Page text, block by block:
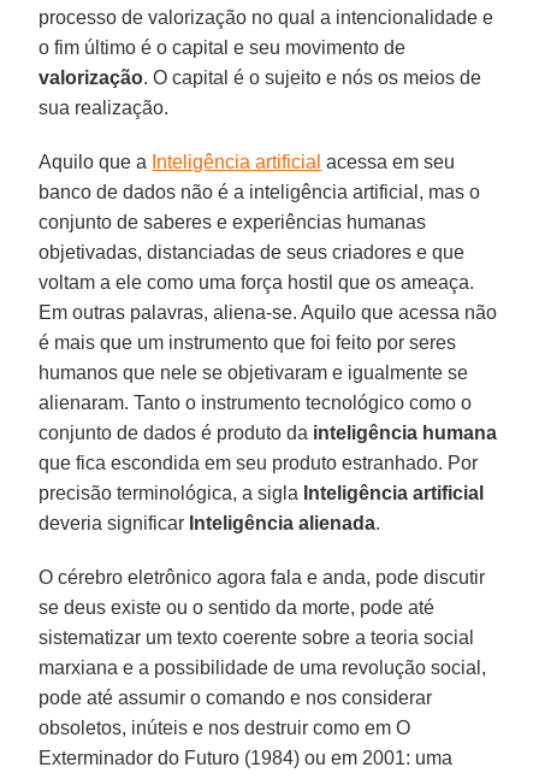
processo de valorização no qual a intencionalidade e
o fim último é o capital e seu movimento de
valorização. O capital é o sujeito e nós os meios de
sua realização.
Aquilo que a Inteligência artificial acessa em seu
banco de dados não é a inteligência artificial, mas o
conjunto de saberes e experiências humanas
objetivadas, distanciadas de seus criadores e que
voltam a ele como uma força hostil que os ameaça.
Em outras palavras, aliena-se. Aquilo que acessa não
é mais que um instrumento que foi feito por seres
humanos que nele se objetivaram e igualmente se
alienaram. Tanto o instrumento tecnológico como o
conjunto de dados é produto da inteligência humana
que fica escondida em seu produto estranhado. Por
precisão terminológica, a sigla Inteligência artificial
deveria significar Inteligência alienada.
O cérebro eletrônico agora fala e anda, pode discutir
se deus existe ou o sentido da morte, pode até
sistematizar um texto coerente sobre a teoria social
marxiana e a possibilidade de uma revolução social,
pode até assumir o comando e nos considerar
obsoletos, inúteis e nos destruir como em O
Exterminador do Futuro (1984) ou em 2001: uma